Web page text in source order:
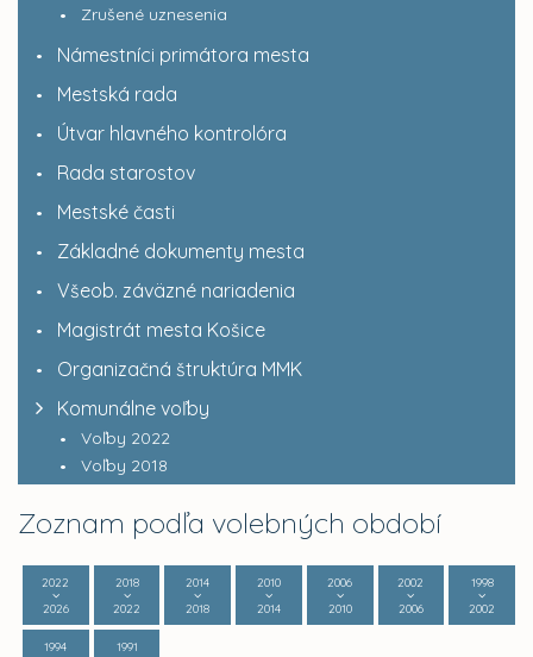
Zrušené uznesenia
Námestníci primátora mesta
Mestská rada
Útvar hlavného kontrolóra
Rada starostov
Mestské časti
Základné dokumenty mesta
Všeob. záväzné nariadenia
Magistrát mesta Košice
Organizačná štruktúra MMK
Komunálne voľby
Voľby 2022
Voľby 2018
Zoznam podľa volebných období
2022
2026
2018
2022
2014
2018
2010
2014
2006
2010
2002
2006
1998
2002
1994
1991